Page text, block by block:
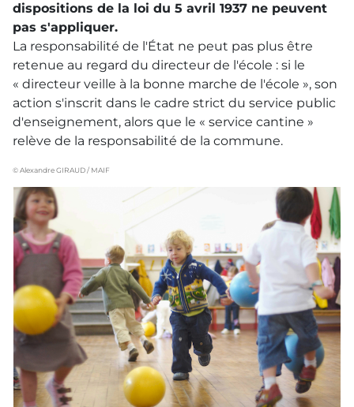
dispositions de la loi du 5 avril 1937 ne peuvent
pas s'appliquer.
La responsabilité de l'État ne peut pas plus être
retenue au regard du directeur de l'école : si le
« directeur veille à la bonne marche de l'école », son
action s'inscrit dans le cadre strict du service public
d'enseignement, alors que le « service cantine »
relève de la responsabilité de la commune.
© Alexandre GIRAUD / MAIF